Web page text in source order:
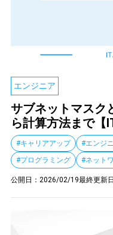
エンジニア
サブネットマスク
ら計算方法まで【
#キャリアアップ #エンジ
#プログラミング
#ネット
公開日： 2026/02/19最終更新